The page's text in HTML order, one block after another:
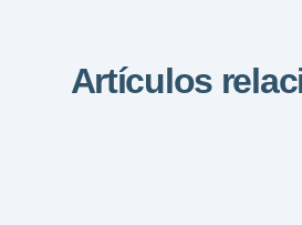
Artículos